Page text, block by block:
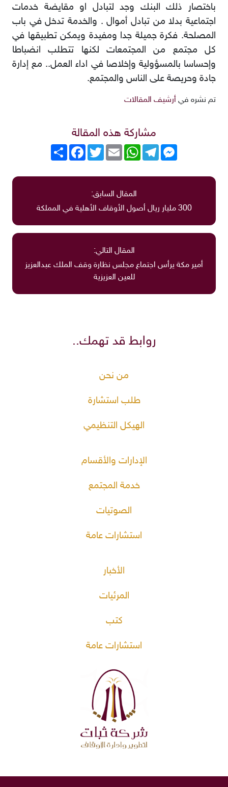
باختصار ذلك البنك وجد لتبادل او مقايضة خدمات
اجتماعية بدلا من تبادل أموال . والخدمة تدخل في باب
المصلحة. فكرة جميلة جدا ومفيدة ويمكن تطبيقها في
كل مجتمع من المجتمعات لكنها تتطلب انضباطا
وإحساسا بالمسؤولية وإخلاصا في اداء العمل.. مع إدارة
جادة وحريصة على الناس والمجتمع.
تم نشره في أرشيف المقالات
مشاركة هذه المقالة
انشر
FacebookTwitterEmail
WhatsAppTelegram
Messenger
المقال السابق:
300 مليار ريال أصول الأوقاف الأهلية في المملكة
المقال التالي:
أمير مكة يرأس اجتماع مجلس نظارة وقف الملك عبدالعزيز
للعين العزيزية
روابط قد تهمك..
من نحن
طلب استشارة
الهيكل التنظيمي
الإدارات والأقسام
خدمة المجتمع
الصوتيات
استشارات عامة
الأخبار
المرئيات
كتب
استشارات عامة